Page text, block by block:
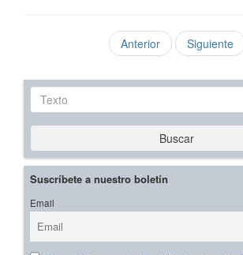
Anterior Siguiente
Texto
Buscar
Suscríbete a nuestro boletín
Email